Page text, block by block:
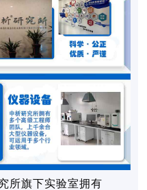
所旗下实验室拥有